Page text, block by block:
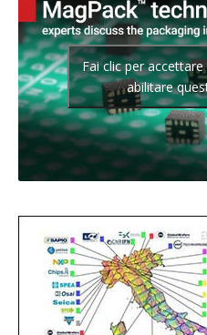
Fai clic per
abilitare